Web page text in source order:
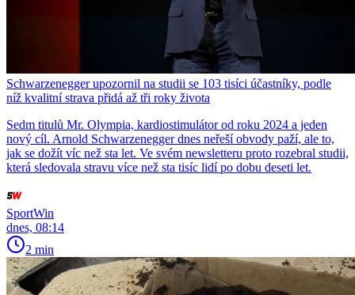
Schwarzenegger upozornil na studii se 103 tisíci účastníky, podle
níž kvalitní strava přidá až tři roky života
Sedm titulů Mr. Olympia, kardiostimulátor od roku 2024 a jeden
nový cíl. Arnold Schwarzenegger dnes neřeší obvody paží, ale to,
jak se dožít víc než sta let. Ve svém newsletteru proto rozebral studii,
která sledovala stravu více než sta tisíc lidí po dobu deseti let.
SportWin
dnes, 08:14
2 min